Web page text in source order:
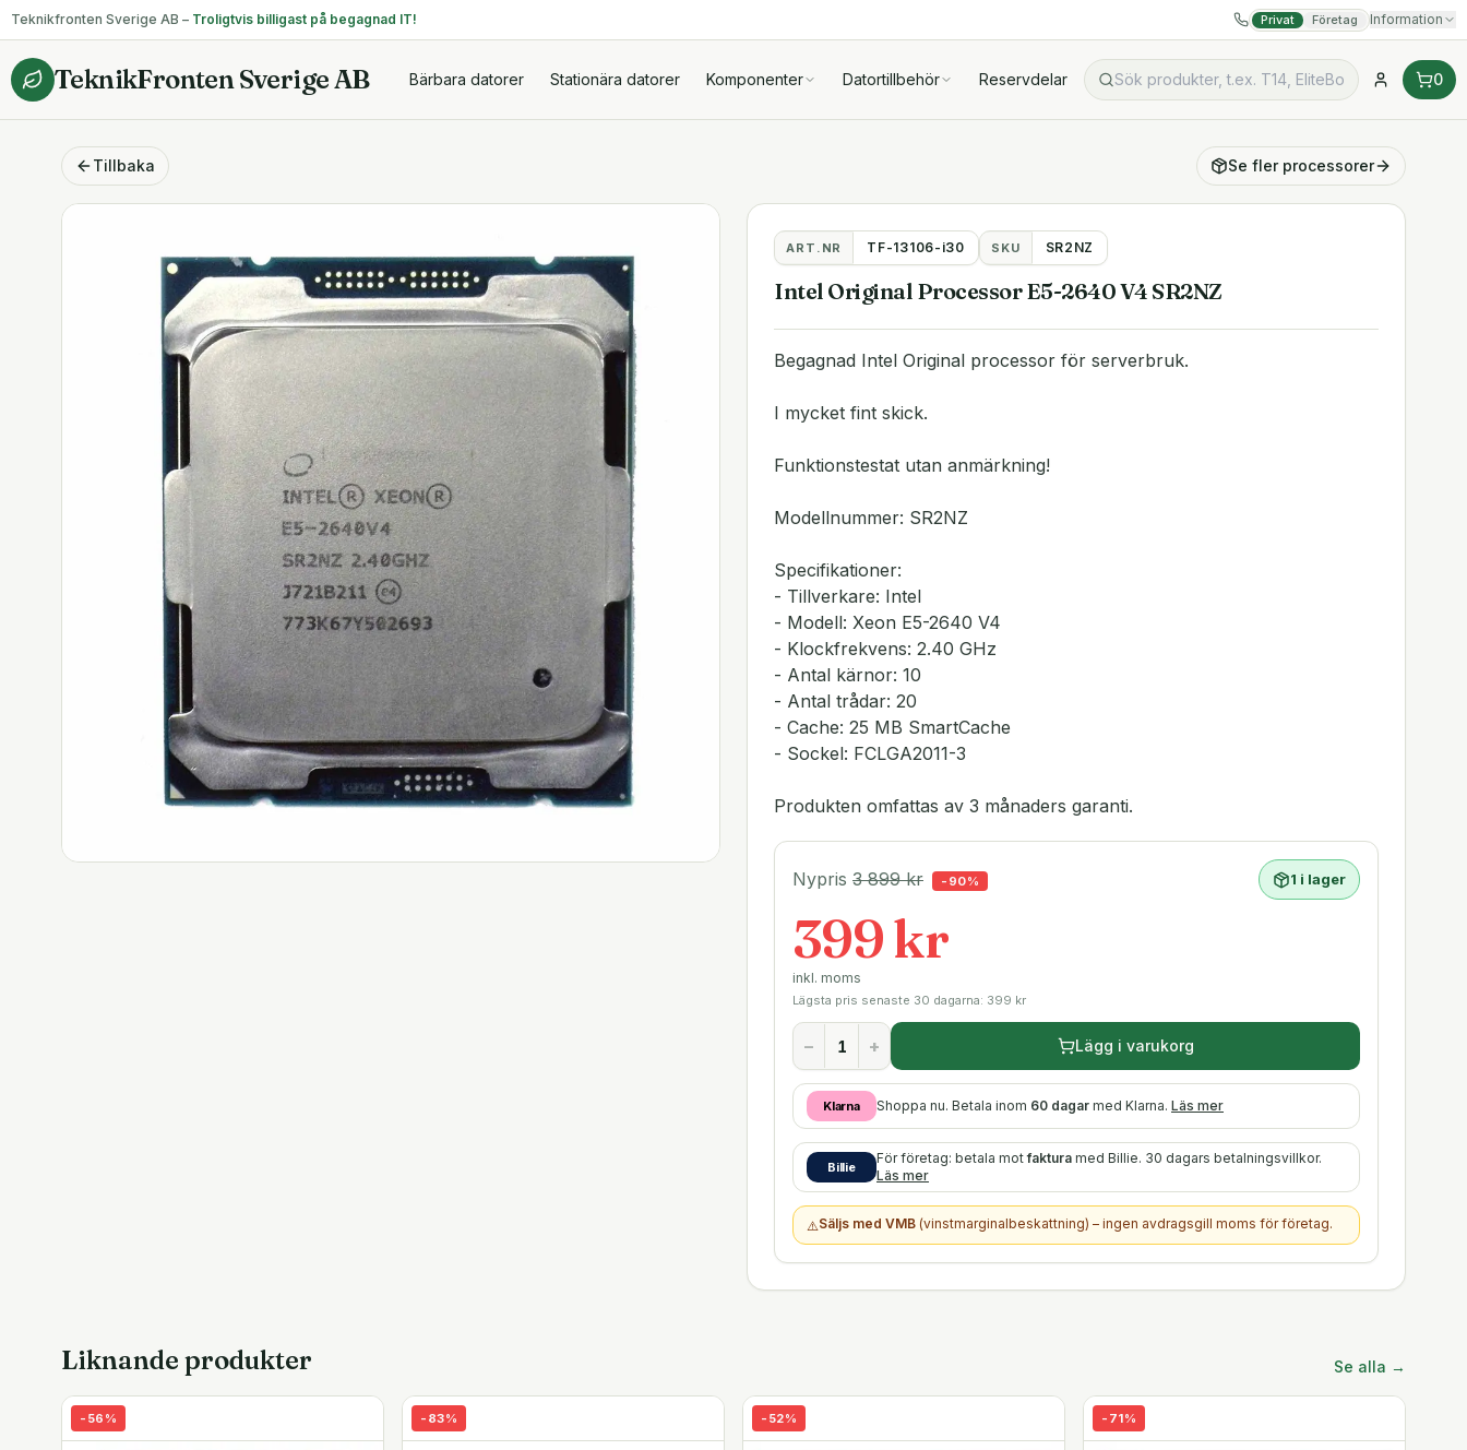
Teknikfronten Sverige AB – Troligtvis billigast på begagnad IT! Privat Företag Information
TeknikFronten Sverige AB Bärbara datorer Stationära datorer Komponenter Datortillbehör Reservdelar 0
Tillbaka Se fler processorer
ART.NR TF-13106-i30 SKU SR2NZ
Intel Original Processor E5-2640 V4 SR2NZ
Begagnad Intel Original processor för serverbruk.
I mycket fint skick.
Funktionstestat utan anmärkning!
Modellnummer: SR2NZ
Specifikationer:
- Tillverkare: Intel
- Modell: Xeon E5-2640 V4
- Klockfrekvens: 2.40 GHz
- Antal kärnor: 10
- Antal trådar: 20
- Cache: 25 MB SmartCache
- Sockel: FCLGA2011-3
Produkten omfattas av 3 månaders garanti.
Nypris 3 899kr - 90% 1 i lager
399 kr
inkl. moms
Lägsta pris senaste 30 dagarna: 399 kr
− + Lägg i varukorg
Klarna Shoppa nu. Betala inom 60 dagar med Klarna. Läs mer
Billie
För företag: betala motfaktura med Billie. 30 dagars betalningsvillkor.
Läs mer
⚠️Säljs med VMB (vinstmarginalbeskattning) – ingen avdragsgill moms för företag.
Liknande produkter Se alla →
- 56 % - 83% - 52% - 71%